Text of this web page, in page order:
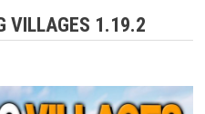
VILLAGES 1.19.2